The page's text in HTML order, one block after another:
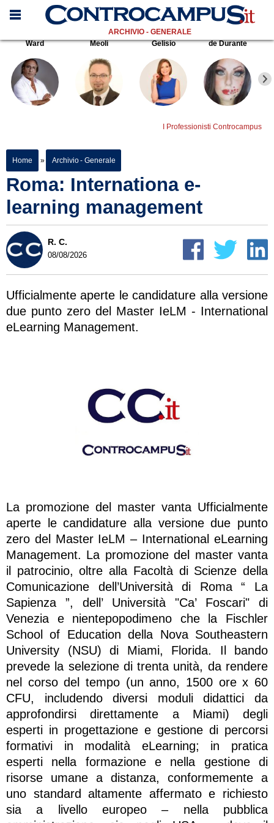
ARCHIVIO - GENERALE
Ward
Meoli Gelisio de Durante
I Professionisti Controcampus
Home » Archivio - Generale
Roma: Internationa e-
learning management
R. C.
08/08/2026
Ufficialmente aperte le candidature alla versione
due punto zero del Master IeLM - International
eLearning Management.
La promozione del master vanta Ufficialmente
aperte le candidature alla versione due punto
zero del Master IeLM – International eLearning
Management. La promozione del master vanta
il patrocinio, oltre alla Facoltà di Scienze della
Comunicazione dell’Università di Roma “ La
Sapienza ”, dell’ Università "Ca’ Foscari" di
Venezia e nientepopodimeno che la Fischler
School of Education della Nova Southeastern
University (NSU) di Miami, Florida. Il bando
prevede la selezione di trenta unità, da rendere
nel corso del tempo (un anno, 1500 ore x 60
CFU, includendo diversi moduli didattici da
approfondirsi direttamente a Miami) degli
esperti in progettazione e gestione di percorsi
formativi in modalità eLearning; in pratica
esperti nella formazione e nella gestione di
risorse umane a distanza, conformemente a
uno standard altamente affermato e richiesto
sia a livello europeo – nella pubblica